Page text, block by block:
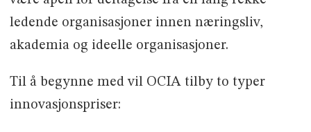
ledende organisasjoner innen næringsliv,
akademia og ideelle organisasjoner.
Til å begynne med vil OCIA tilby to typer
innovasjonspriser: